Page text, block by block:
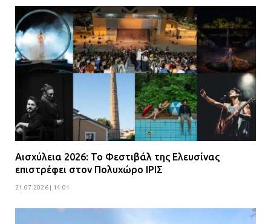
Αισχύλεια 2026: Το Φεστιβάλ της Ελευσίνας
επιστρέφει στον Πολυχώρο ΙΡΙΣ
21.07.2026 | 14:01